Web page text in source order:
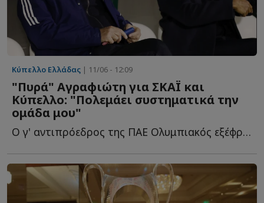
Κύπελλο Ελλάδας | 11/06 - 12:09
"Πυρά" Αγραφιώτη για ΣΚΑΪ και
Κύπελλο: "Πολεμάει συστηματικά την
ομάδα μου"
Ο γ' αντιπρόεδρος της ΠΑΕ Ολυμπιακός εξέφρασε την αντίθεσή τ...